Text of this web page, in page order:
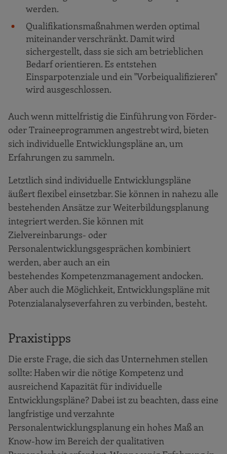
werden.
Qualifikationsmaßnahmen werden optimal
miteinander verschränkt. Damit wird
sichergestellt, dass sie sich am betrieblichen
Bedarf orientieren. Es entstehen
Einsparpotenziale und ein "Vorbeiqualifizieren"
wird ausgeschlossen.
Auch wenn mittelfristig die Einführung von Förder-
oder Traineeprogrammen angestrebt wird, bieten
sich individuelle Entwicklungspläne an, um
Erfahrungen zu sammeln.
Letztlich sind individuelle Entwicklungspläne
äußert flexibel einsetzbar. Sie können in nahezu alle
bestehenden Ansätze zur Weiterbildungsplanung
integriert werden. Sie können mit
Zielvereinbarungs- oder
Personalentwicklungsgesprächen kombiniert
werden, aber auch an ein
bestehendes Kompetenzmanagement andocken.
Aber auch die Möglichkeit, Entwicklungspläne mit
Potenzialanalyseverfahren zu verbinden, besteht.
Praxistipps
Die erste Frage, die sich das Unternehmen stellen
sollte: Haben wir die nötige Kompetenz und
ausreichend Kapazität für individuelle
Entwicklungspläne? Dabei ist zu beachten, dass eine
langfristige und verzahnte
Personalentwicklungsplanung ein hohes Maß an
Know-how im Bereich der qualitativen